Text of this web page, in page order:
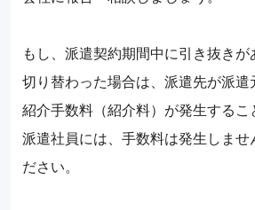
もし、派遣契約期間中に引き抜き
切り替わった場合は、派遣先が派遣
紹介手数料（紹介料）が発生するこ
派遣社員には、手数料は発生しませ
ださい。